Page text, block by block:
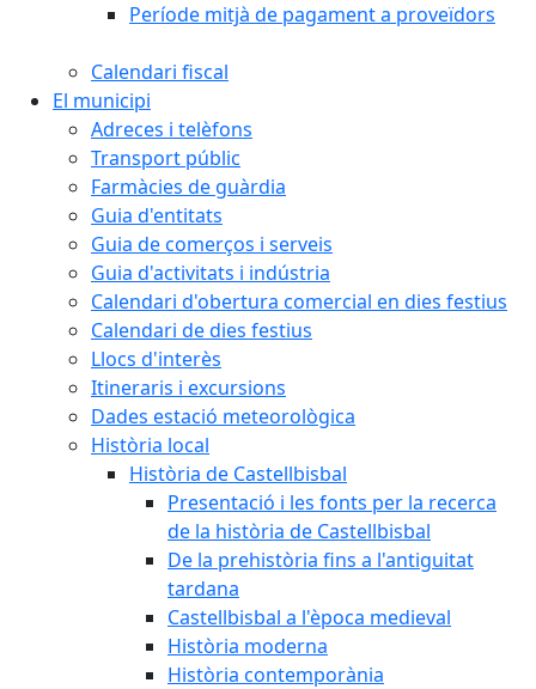
Període mitjà de pagament a proveïdors
Calendari fiscal
El municipi
Adreces i telèfons
Transport públic
Farmàcies de guàrdia
Guia d'entitats
Guia de comerços i serveis
Guia d'activitats i indústria
Calendari d'obertura comercial en dies festius
Calendari de dies festius
Llocs d'interès
Itineraris i excursions
Dades estació meteorològica
Història local
Història de Castellbisbal
Presentació i les fonts per la recerca
de la història de Castellbisbal
De la prehistòria fins a l'antiguitat
tardana
Castellbisbal a l'època medieval
Història moderna
Història contemporània